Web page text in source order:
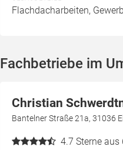
Flachdacharbeiten,
Fachbetriebe im
Christian
Bantelner Straße 21a, 31036
4.7 Sterne aus